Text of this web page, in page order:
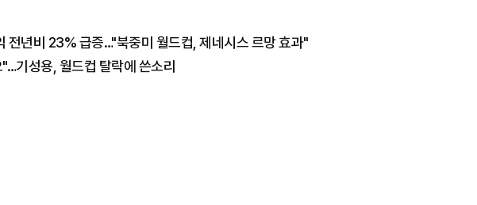
전년비 23% 급증…"북중미 월드컵, 제네시스 르망 효과"
기성용, 월드컵 탈락에 쓴소리